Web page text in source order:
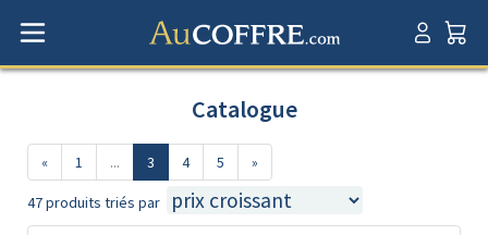
Catalogue
« 1 ... 3 4 5 »
47 produits triés par